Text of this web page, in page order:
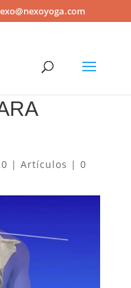
| Artículos | 0